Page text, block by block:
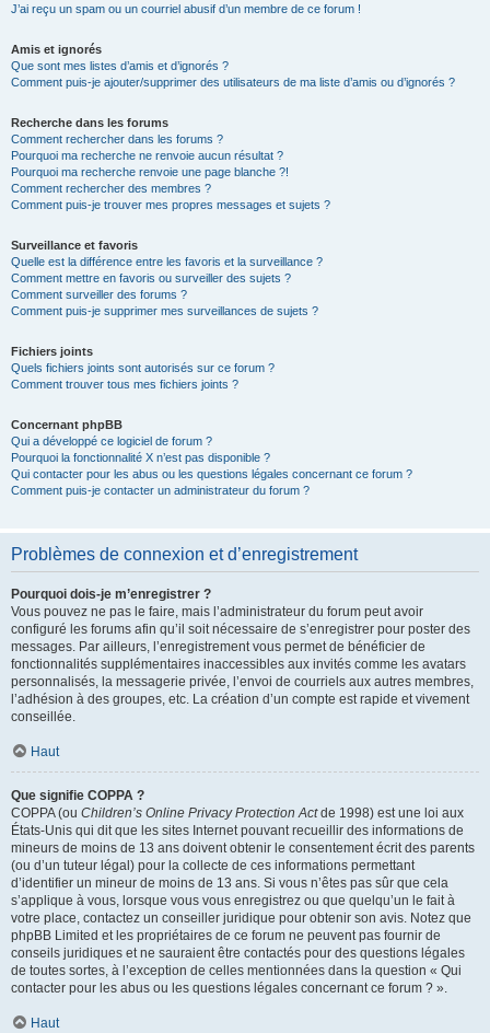
J’ai reçu un spam ou un courriel abusif d’un membre de ce forum !
Amis et ignorés
Que sont mes listes d’amis et d’ignorés ?
Comment puis-je ajouter/supprimer des utilisateurs de ma liste d’amis ou d’ignorés ?
Recherche dans les forums
Comment rechercher dans les forums ?
Pourquoi ma recherche ne renvoie aucun résultat ?
Pourquoi ma recherche renvoie une page blanche ?!
Comment rechercher des membres ?
Comment puis-je trouver mes propres messages et sujets ?
Surveillance et favoris
Quelle est la différence entre les favoris et la surveillance ?
Comment mettre en favoris ou surveiller des sujets ?
Comment surveiller des forums ?
Comment puis-je supprimer mes surveillances de sujets ?
Fichiers joints
Quels fichiers joints sont autorisés sur ce forum ?
Comment trouver tous mes fichiers joints ?
Concernant phpBB
Qui a développé ce logiciel de forum ?
Pourquoi la fonctionnalité X n’est pas disponible ?
Qui contacter pour les abus ou les questions légales concernant ce forum ?
Comment puis-je contacter un administrateur du forum ?
Problèmes de connexion et d’enregistrement
Pourquoi dois-je m’enregistrer ?
Vous pouvez ne pas le faire, mais l’administrateur du forum peut avoir
configuré les forums afin qu’il soit nécessaire de s’enregistrer pour poster des
messages. Par ailleurs, l’enregistrement vous permet de bénéficier de
fonctionnalités supplémentaires inaccessibles aux invités comme les avatars
personnalisés, la messagerie privée, l’envoi de courriels aux autres membres,
l’adhésion à des groupes, etc. La création d’un compte est rapide et vivement
conseillée.
Haut
Que signifie COPPA ?
COPPA (ou Children’s Online Privacy Protection Actde 1998) est une loi aux
États-Unis qui dit que les sites Internet pouvant recueillir des informations de
mineurs de moins de 13 ans doivent obtenir le consentement écrit des parents
(ou d’un tuteur légal) pour la collecte de ces informations permettant
d’identifier un mineur de moins de 13 ans. Si vous n’êtes pas sûr que cela
s’applique à vous, lorsque vous vous enregistrez ou que quelqu’un le fait à
votre place, contactez un conseiller juridique pour obtenir son avis. Notez que
phpBB Limited et les propriétaires de ce forum ne peuvent pas fournir de
conseils juridiques et ne sauraient être contactés pour des questions légales
de toutes sortes, à l’exception de celles mentionnées dans la question « Qui
contacter pour les abus ou les questions légales concernant ce forum ? ».
Haut